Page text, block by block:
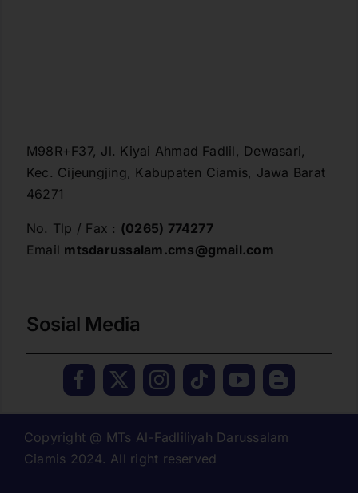
M98R+F37, Jl. Kiyai Ahmad Fadlil, Dewasari,
Kec. Cijeungjing, Kabupaten Ciamis, Jawa Barat
46271
No. Tlp / Fax : (0265) 774277
Email mtsdarussalam.cms@gmail.com
Sosial Media
Copyright @ MTs Al-Fadliliyah Darussalam
Ciamis 2024. All right reserved